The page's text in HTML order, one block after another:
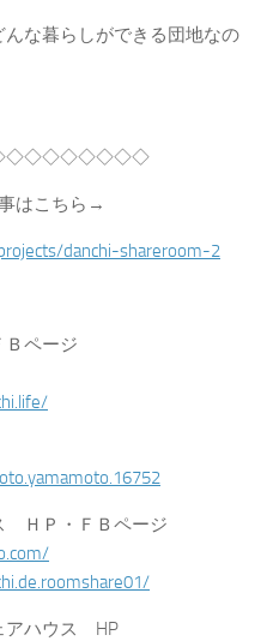
な暮らしができる団地なの
事はこちら→
danchi-shareroom-2
ページ
ＨＰ・ＦＢページ
アハウス HP